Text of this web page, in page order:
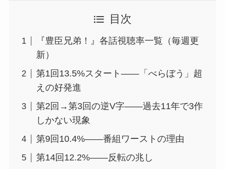
目次
『豊臣兄弟！』各話視聴率一覧（毎週更
新）
第1回13.5%スタート——「べらぼう」超
えの好発進
第2回→第3回の逆V字——過去11年で3作
しかない現象
第9回10.4%——番組ワーストの理由
第14回12.2%——反転の兆し